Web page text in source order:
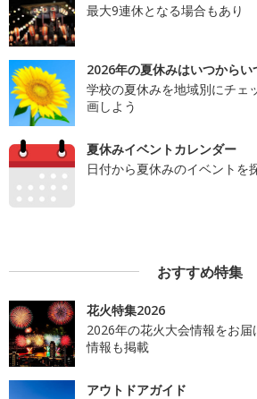
最大9連休となる場合もあり
2026年の夏休みはいつからい
学校の夏休みを地域別にチェ
画しよう
夏休みイベントカレンダー
日付から夏休みのイベントを
おすすめ特集
花火特集2026
2026年の花火大会情報をお
情報も掲載
アウトドアガイド